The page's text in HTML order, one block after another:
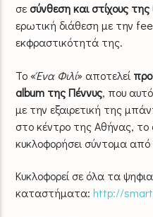
σεσύνθεση και στίχους της
ερωτική διάθεση με την
εκφραστικότητά της.
Το «Ένα Φιλί» αποτελεί
album της Πέννυς, που
με την εξαιρετική της
στο κέντρο της Αθήνας, το
κυκλοφορήσει σύντομα
Κυκλοφορεί σε όλα τα
καταστήματα:http://